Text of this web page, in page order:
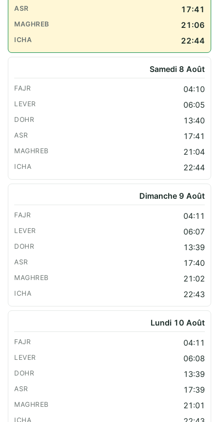
17:41
21:06
22:44
Samedi 8 Août
04:10
06:05
13:40
17:41
21:04
22:44
Dimanche 9 Août
04:11
06:07
13:39
17:40
21:02
22:43
Lundi 10 Août
04:11
06:08
13:39
17:39
21:01